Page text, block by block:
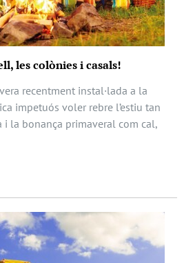
les colònies i casals!
recentment instal·lada a la
impetuós voler rebre l’estiu tan
i la bonança primaveral com cal,